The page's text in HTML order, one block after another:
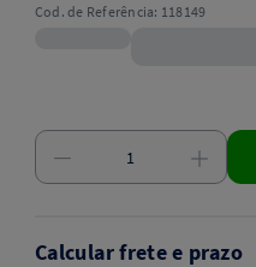
Cod. de Referência: 118149
Calcular frete e prazo